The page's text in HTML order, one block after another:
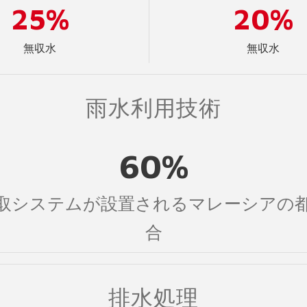
25%
無収水
20%
無収水
雨水利用技術
60%
システムが設置されるマレーシアの
合
排水処理